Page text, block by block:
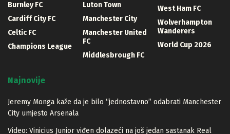
Burnley FC
Cardiff City FC
Celtic FC
Champions League
Luton Town
Manchester City
Manchester United
FC
Middlesbrough FC
West Ham FC
Wolverhampton
Wanderers
World Cup 2026
Najnovije
Jeremy Monga kaže da je bilo “jednostavno” odabrati Manchester
City umjesto Arsenala
Video: Vinicius Junior viđen dolazeći na još jedan sastanak Real